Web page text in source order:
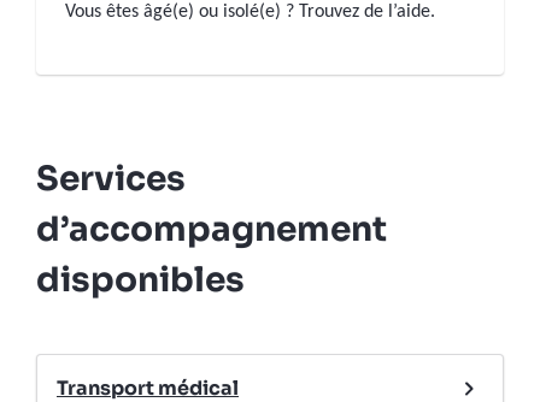
Vous êtes âgé(e) ou isolé(e) ? Trouvez de l’aide.
Services
d’accompagnement
disponibles
Transport médical